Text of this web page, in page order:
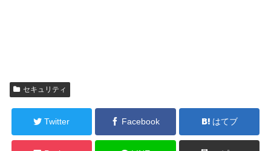
セキュリティ
Twitter Facebook はてブ